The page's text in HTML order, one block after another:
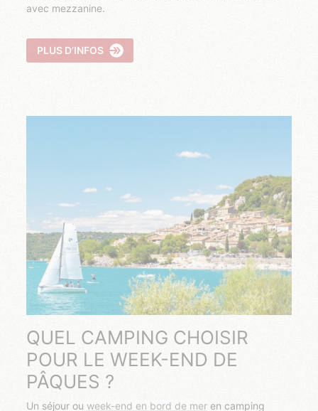
avec mezzanine.
PLUS D’INFOS
QUEL CAMPING CHOISIR
POUR LE WEEK-END DE
PÂQUES ?
Un séjour ou week-end en bord de mer en camping